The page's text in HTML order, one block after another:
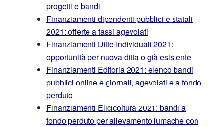
progetti e bandi
Finanziamenti dipendenti pubblici e statali
2021: offerte a tassi agevolati
Finanziamenti Ditte Individuali 2021:
opportunità per nuova ditta o già esistente
Finanziamenti Editoria 2021: elenco bandi
pubblici online e giornali, agevolati e a fondo
perduto
Finanziamenti Elicicoltura 2021: bandi a
fondo perduto per allevamento lumache con